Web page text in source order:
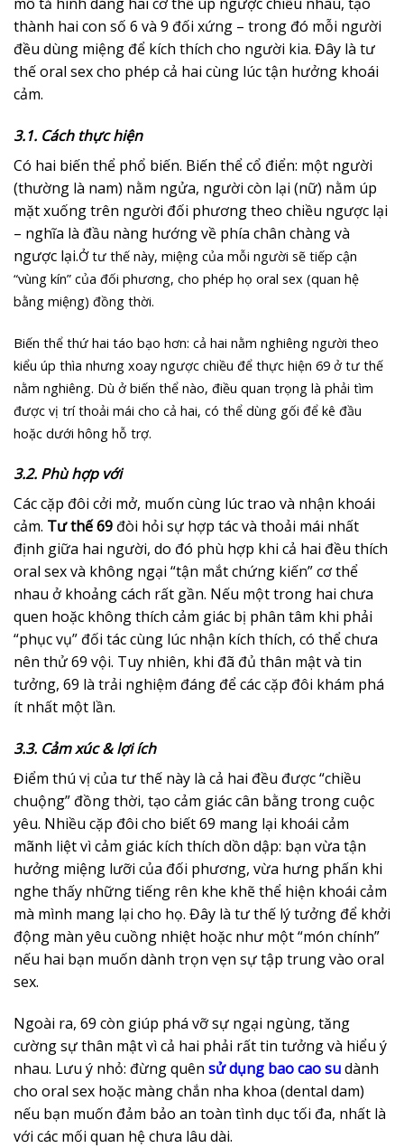
thành hai con số 6 và 9 đối xứng – trong đó mỗi người
đều dùng miệng để kích thích cho người kia. Đây là tư
thế oral sex cho phép cả hai cùng lúc tận hưởng khoái
cảm.
3.1. Cách thực hiện
Có hai biến thể phổ biến. Biến thể cổ điển: một người
(thường là nam) nằm ngửa, người còn lại (nữ) nằm úp
mặt xuống trên người đối phương theo chiều ngược lại
– nghĩa là đầu nàng hướng về phía chân chàng và
ngược lại.Ở tư thế này, miệng của mỗi người sẽ tiếp cận
“vùng kín” của đối phương, cho phép họ oral sex (quan hệ
bằng miệng) đồng thời.
Biến thể thứ hai táo bạo hơn: cả hai nằm nghiêng người theo
kiểu úp thìa nhưng xoay ngược chiều để thực hiện 69 ở tư thế
nằm nghiêng. Dù ở biến thể nào, điều quan trọng là phải tìm
được vị trí thoải mái cho cả hai, có thể dùng gối để kê đầu
hoặc dưới hông hỗ trợ.
3.2. Phù hợp với
Các cặp đôi cởi mở, muốn cùng lúc trao và nhận khoái
cảm. Tư thế 69 đòi hỏi sự hợp tác và thoải mái nhất
định giữa hai người, do đó phù hợp khi cả hai đều thích
oral sex và không ngại “tận mắt chứng kiến” cơ thể
nhau ở khoảng cách rất gần. Nếu một trong hai chưa
quen hoặc không thích cảm giác bị phân tâm khi phải
“phục vụ” đối tác cùng lúc nhận kích thích, có thể chưa
nên thử 69 vội. Tuy nhiên, khi đã đủ thân mật và tin
tưởng, 69 là trải nghiệm đáng để các cặp đôi khám phá
ít nhất một lần.
3.3. Cảm xúc & lợi ích
Điểm thú vị của tư thế này là cả hai đều được “chiều
chuộng” đồng thời, tạo cảm giác cân bằng trong cuộc
yêu. Nhiều cặp đôi cho biết 69 mang lại khoái cảm
mãnh liệt vì cảm giác kích thích dồn dập: bạn vừa tận
hưởng miệng lưỡi của đối phương, vừa hưng phấn khi
nghe thấy những tiếng rên khe khẽ thể hiện khoái cảm
mà mình mang lại cho họ. Đây là tư thế lý tưởng để khởi
động màn yêu cuồng nhiệt hoặc như một “món chính”
nếu hai bạn muốn dành trọn vẹn sự tập trung vào oral
sex.
Ngoài ra, 69 còn giúp phá vỡ sự ngại ngùng, tăng
cường sự thân mật vì cả hai phải rất tin tưởng và hiểu ý
nhau. Lưu ý nhỏ: đừng quên sử dụng bao cao sudành
cho oral sex hoặc màng chắn nha khoa (dental dam)
nếu bạn muốn đảm bảo an toàn tình dục tối đa, nhất là
với các mối quan hệ chưa lâu dài.